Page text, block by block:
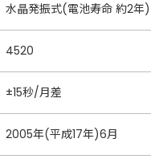
水晶発振式(電池寿命 約2年)
4520
±15秒/月差
2005年(平成17年)6月